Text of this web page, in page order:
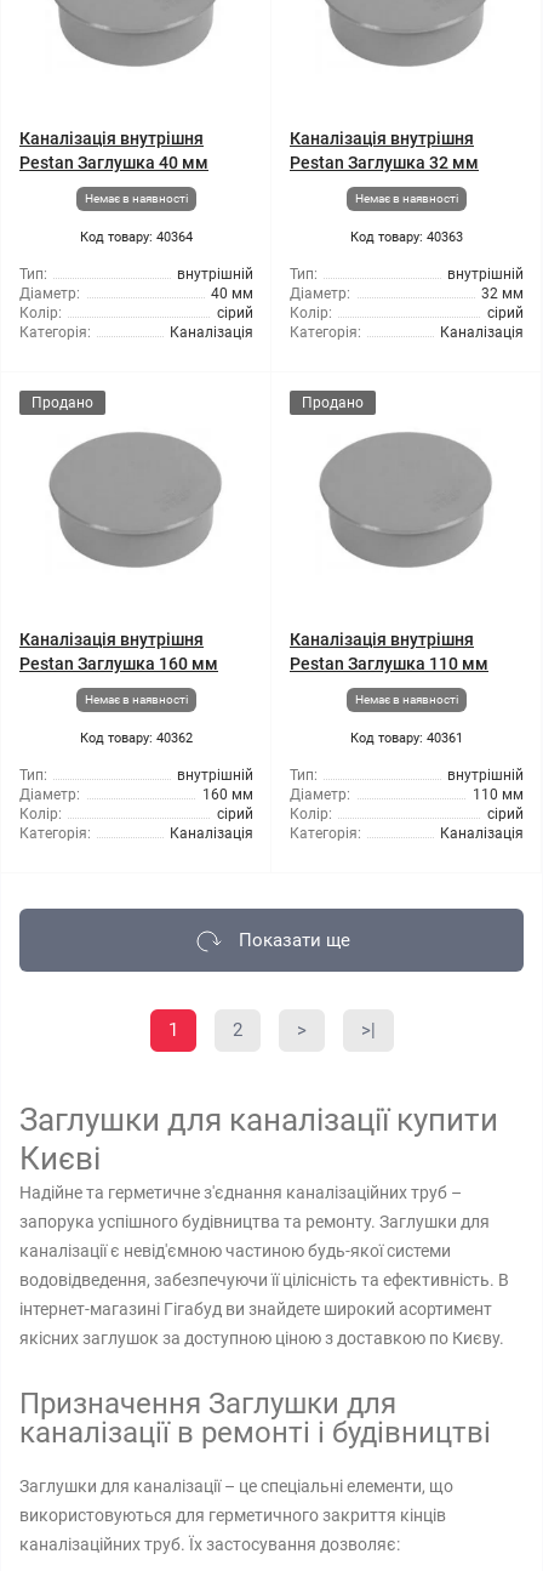
Каналізація внутрішня
Pestan Заглушка 40 мм
Немає в наявності
Код товару: 40364
Тип:
внутрішній
Діаметр:
40 мм
Колір:
сірий
Категорія:
Каналізація
Каналізація внутрішня
Pestan Заглушка 32 мм
Немає в наявності
Код товару: 40363
Тип:
внутрішній
Діаметр:
32 мм
Колір:
сірий
Категорія:
Каналізація
Продано
Каналізація внутрішня
Pestan Заглушка 160 мм
Немає в наявності
Код товару: 40362
Тип:
внутрішній
Діаметр:
160 мм
Колір:
сірий
Категорія:
Каналізація
Продано
Каналізація внутрішня
Pestan Заглушка 110 мм
Немає в наявності
Код товару: 40361
Тип:
внутрішній
Діаметр:
110 мм
Колір:
сірий
Категорія:
Каналізація
Показати ще
1 2 > >|
Заглушки для каналізації купити
Києві
Надійне та герметичне з'єднання каналізаційних труб –
запорука успішного будівництва та ремонту. Заглушки для
каналізації є невід'ємною частиною будь-якої системи
водовідведення, забезпечуючи її цілісність та ефективність. В
інтернет-магазині Гігабуд ви знайдете широкий асортимент
якісних заглушок за доступною ціною з доставкою по Києву.
Призначення Заглушки для
каналізації в ремонті і будівництві
Заглушки для каналізації – це спеціальні елементи, що
використовуються для герметичного закриття кінців
каналізаційних труб. Їх застосування дозволяє: